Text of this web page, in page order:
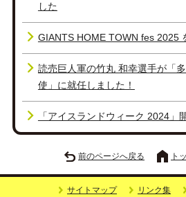
した
GIANTS HOME TOWN fes 2025
読売巨人軍の竹丸 和幸選手が「
使」に就任しました！
「アイスランドウィーク 2024」
前のページへ戻る ト
サイトマップ リンク集